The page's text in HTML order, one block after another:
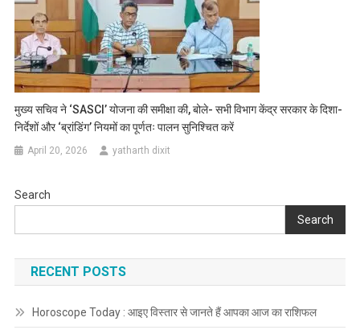
मुख्य सचिव ने ‘SASCI’ योजना की समीक्षा की, बोले- सभी विभाग केंद्र सरकार के दिशा-
निर्देशों और ‘ब्रांडिंग’ नियमों का पूर्णतः पालन सुनिश्चित करें
April 20, 2026 yatharth dixit
Search
Search
RECENT POSTS
Horoscope Today : आइए विस्तार से जानते हैं आपका आज का राशिफल